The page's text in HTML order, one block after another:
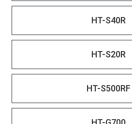
HT-S40R
HT-S20R
HT-S500RF